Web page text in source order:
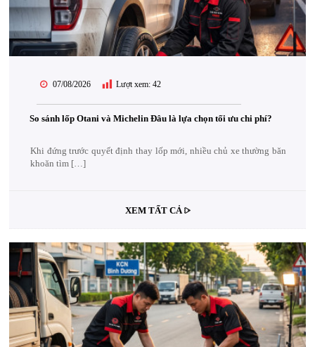
07/08/2026 Lượt xem: 42
So sánh lốp Otani và Michelin Đâu là lựa chọn tối ưu chi phí?
Khi đứng trước quyết định thay lốp mới, nhiều chủ xe thường băn
khoăn tìm […]
XEM TẤT CẢ